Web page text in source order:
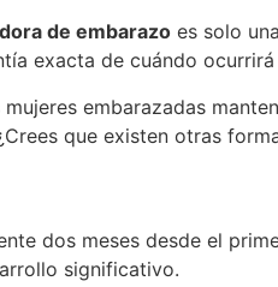
de embarazo es solo
exacta de cuándo
embarazadas
que existen otras
dos meses desde el
significativo.